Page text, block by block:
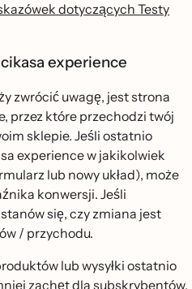
dotyczących Testy
experience
zwrócić uwagę, jest strona
przez które przechodzi twój
sklepie. Jeśli ostatnio
experience w jakikolwiek
lub nowy układ), może
konwersji. Jeśli
się, czy zmiana jest
/ przychodu.
lub wysyłki ostatnio
zachęt dla subskrybentów,